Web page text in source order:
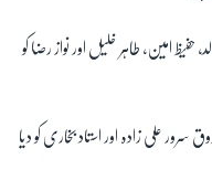
امین، طاہر خلیل اور نواز رضا کو
سرور علی زادہ اور استاد بخاری کو دیا